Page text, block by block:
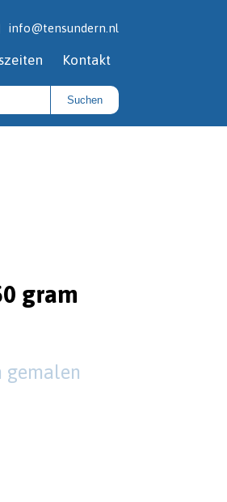
info@tensundern.nl
Kontakt
Suchen
gram
gemalen